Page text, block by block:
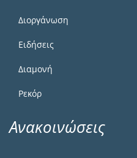
Διοργάνωση
Ειδήσεις
Διαμονή
Ρεκόρ
Ανακοινώσεις